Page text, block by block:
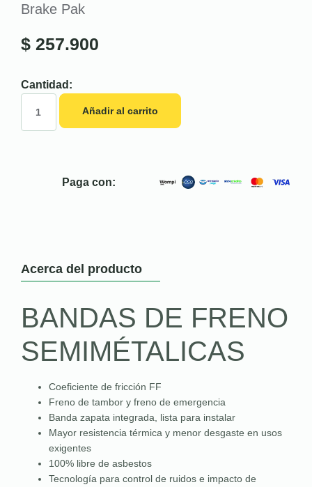
Brake Pak
$ 257.900
Cantidad:
Añadir al carrito
Paga con:
Acerca del producto
BANDAS DE FRENO
SEMIMÉTALICAS
Coeficiente de fricción FF
Freno de tambor y freno de emergencia
Banda zapata integrada, lista para instalar
Mayor resistencia térmica y menor desgaste en usos
exigentes
100% libre de asbestos
Tecnología para control de ruidos e impacto de